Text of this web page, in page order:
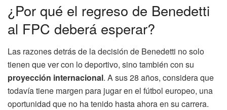
¿Por qué el regreso de Benedetti
al FPC deberá esperar?
Las razones detrás de la decisión de Benedetti no solo
tienen que ver con lo deportivo, sino también con su
proyección internacional. A sus 28 años, considera que
todavía tiene margen para jugar en el fútbol europeo, una
oportunidad que no ha tenido hasta ahora en su carrera.